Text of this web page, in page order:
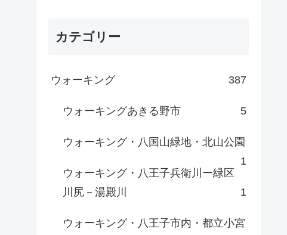
カテゴリー
ウォーキング 387
ウォーキングあきる野市 5
ウォーキング・八国山緑地・北山公園
1
ウォーキング・八王子兵衛川ー緑区
川尻－湯殿川
1
ウォーキング・八王子市内・都立小宮